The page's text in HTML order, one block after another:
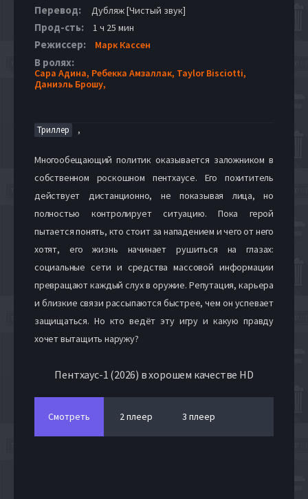
Перевод: Дубляж [Чистый звук]
Прод-сть: 1 ч 25 мин
Режиссер: Марк Кассен
В ролях:
Сара Адина, Ребекка Амзаллак, Taylor Bisciotti,
Даниэль Брошу,
Триллер ,
Многообещающий политик оказывается заложником в
собственном роскошном пентхаусе. Его похититель
действует дистанционно, не показывая лица, но
полностью контролирует ситуацию. Пока герой
пытается понять, кто стоит за нападением и чего от него
хотят, его жизнь начинает рушиться на глазах:
социальные сети и средства массовой информации
превращают каждый слух в оружие. Репутация, карьера
и близкие связи рассыпаются быстрее, чем он успевает
защищаться. Но кто ведёт эту игру и какую правду
хочет вытащить наружу?
Пентхаус-1 (2026) в хорошем качестве HD
Смотреть 2 плеер 3 плеер